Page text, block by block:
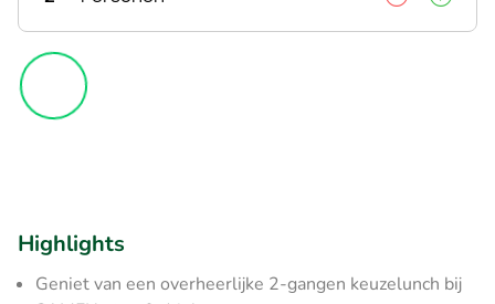
Highlights
Geniet van een overheerlijke 2-gangen keuzelunch bij